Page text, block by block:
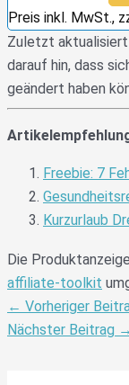
Preis inkl. MwSt.,
Zuletzt aktualisiert
darauf hin, dass
geändert haben
Freebie: 7
Kurzurlaub
Die
affiliate-toolkit
← Vorheriger
Nächster Beitrag →